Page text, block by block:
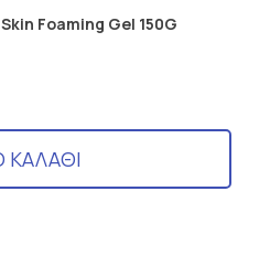
Foaming Gel 150G
ΚΑΛΑΘΙ